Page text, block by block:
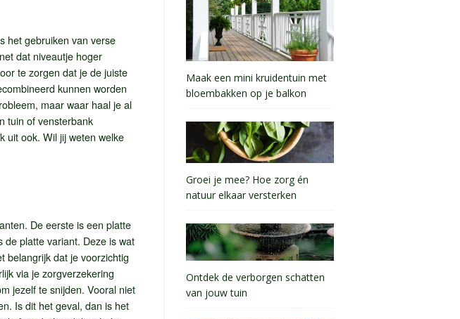
het gebruiken van verse
dat niveautje hoger
te zorgen dat je de juiste
kunnen worden
maar waar haal je al
tuin of vensterbank
uit ook. Wil jij weten welke
De eerste is een platte
de platte variant. Deze is wat
belangrijk dat je voorzichtig
via je zorgverzekering
jezelf te snijden. Vooral niet
Is dit het geval, dan is het
Maak een mini kruidentuin met
bloembakken op je balkon
Groei je mee? Hoe zorg én
natuur elkaar versterken
Ontdek de verborgen schatten
van jouw tuin